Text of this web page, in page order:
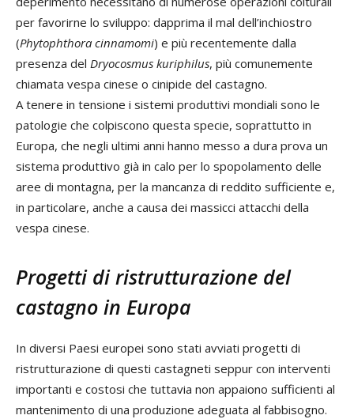
per favorirne lo sviluppo: dapprima il mal dell’inchiostro
(Phytophthora cinnamomi) e più recentemente dalla
presenza del Dryocosmus kuriphilus, più comunemente
chiamata vespa cinese o cinipide del castagno.
A tenere in tensione i sistemi produttivi mondiali sono le
patologie che colpiscono questa specie, soprattutto in
Europa, che negli ultimi anni hanno messo a dura prova un
sistema produttivo già in calo per lo spopolamento delle
aree di montagna, per la mancanza di reddito sufficiente e,
in particolare, anche a causa dei massicci attacchi della
vespa cinese.
Progetti di ristrutturazione del
castagno in Europa
In diversi Paesi europei sono stati avviati progetti di
ristrutturazione di questi castagneti seppur con interventi
importanti e costosi che tuttavia non appaiono sufficienti al
mantenimento di una produzione adeguata al fabbisogno.